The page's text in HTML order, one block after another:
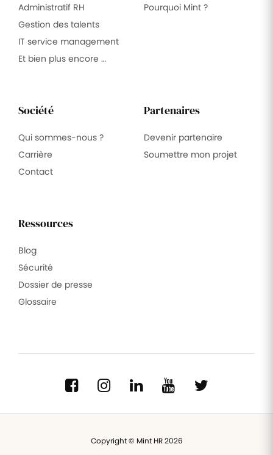
Administratif RH
Gestion des talents
IT service management
Et bien plus encore …
Pourquoi Mint ?
Société
Qui sommes-nous ?
Carrière
Contact
Partenaires
Devenir partenaire
Soumettre mon projet
Ressources
Blog
Sécurité
Dossier de presse
Glossaire
Copyright © Mint HR 2026